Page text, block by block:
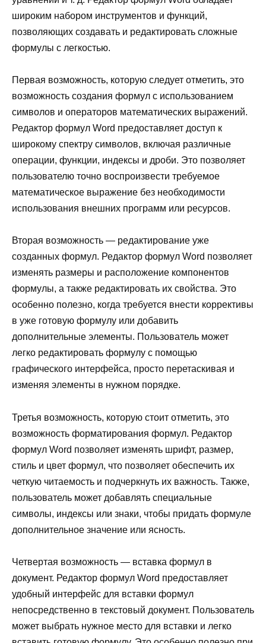
широким набором инструментов и функций,
позволяющих создавать и редактировать сложные
формулы с легкостью.
Первая возможность, которую следует отметить, это
возможность создания формул с использованием
символов и операторов математических выражений.
Редактор формул Word предоставляет доступ к
широкому спектру символов, включая различные
операции, функции, индексы и дроби. Это позволяет
пользователю точно воспроизвести требуемое
математическое выражение без необходимости
использования внешних программ или ресурсов.
Вторая возможность — редактирование уже
созданных формул. Редактор формул Word позволяет
изменять размеры и расположение компонентов
формулы, а также редактировать их свойства. Это
особенно полезно, когда требуется внести коррективы
в уже готовую формулу или добавить
дополнительные элементы. Пользователь может
легко редактировать формулу с помощью
графического интерфейса, просто перетаскивая и
изменяя элементы в нужном порядке.
Третья возможность, которую стоит отметить, это
возможность форматирования формул. Редактор
формул Word позволяет изменять шрифт, размер,
стиль и цвет формул, что позволяет обеспечить их
четкую читаемость и подчеркнуть их важность. Также,
пользователь может добавлять специальные
символы, индексы или знаки, чтобы придать формуле
дополнительное значение или ясность.
Четвертая возможность — вставка формул в
документ. Редактор формул Word предоставляет
удобный интерфейс для вставки формул
непосредственно в текстовый документ. Пользователь
может выбрать нужное место для вставки и легко